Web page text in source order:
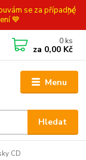
se za případné
💙
Menu
Hledat
0 ks
za 0,00 Kč
CD